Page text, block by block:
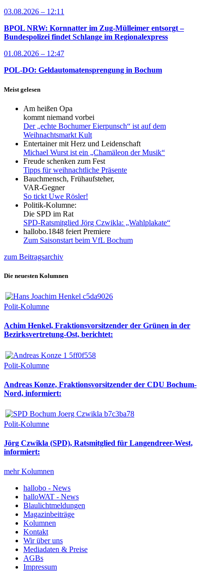
03.08.2026 – 12:11
BPOL NRW: Kornnatter im Zug-Mülleimer entsorgt –
Bundespolizei findet Schlange im Regionalexpress
01.08.2026 – 12:47
POL-DO: Geldautomatensprengung in Bochum
Meist gelesen
Am heißen Opa
kommt niemand vorbei
Der „echte Bochumer Eierpunsch“ ist auf dem
Weihnachtsmarkt Kult
Entertainer mit Herz und Leidenschaft
Michael Wurst ist ein „Chamäleon der Musik“
Freude schenken zum Fest
Tipps für weihnachtliche Präsente
Bauchmensch, Frühaufsteher,
VAR-Gegner
So tickt Uwe Rösler!
Politik-Kolumne:
Die SPD im Rat
SPD-Ratsmitglied Jörg Czwikla: „Wahlplakate“
hallobo.1848 feiert Premiere
Zum Saisonstart beim VfL Bochum
zum Beitragsarchiv
Die neuesten Kolumnen
Polit-Kolumne
Achim Henkel, Fraktionsvorsitzender der Grünen in der
Bezirksvertretung-Ost, berichtet:
Polit-Kolumne
Andreas Konze, Fraktionsvorsitzender der CDU Bochum-
Nord, informiert:
Polit-Kolumne
Jörg Czwikla (SPD), Ratsmitglied für Langendreer-West,
informiert:
mehr Kolumnen
hallobo - News
halloWAT - News
Blaulichtmeldungen
Magazinbeiträge
Kolumnen
Kontakt
Wir über uns
Mediadaten & Preise
AGBs
Impressum